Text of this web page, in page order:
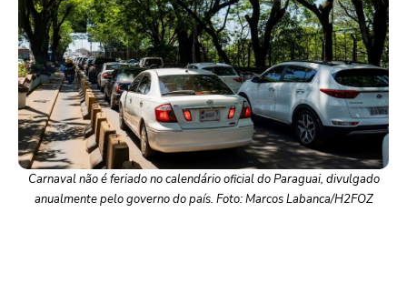
Carnaval não é feriado no calendário oficial do Paraguai, divulgado
anualmente pelo governo do país. Foto: Marcos Labanca/H2FOZ